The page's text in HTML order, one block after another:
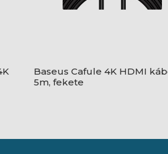
Baseus Cafule 4K HDMI
5m, fekete